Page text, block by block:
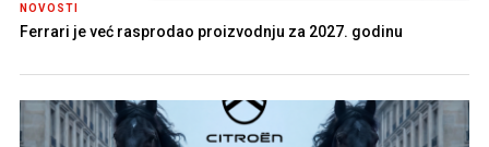
NOVOSTI
Ferrari je već rasprodao proizvodnju za 2027. godinu